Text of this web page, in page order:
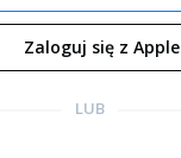
Zaloguj się z Apple
LUB